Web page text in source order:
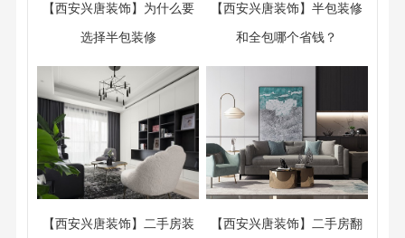
【西安兴唐装饰】为什么要
选择半包装修
【西安兴唐装饰】半包装修
和全包哪个省钱？
【西安兴唐装饰】二手房装 【西安兴唐装饰】二手房翻